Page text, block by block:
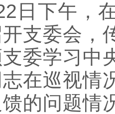
下午，在
支委会，
委学习中
在巡视情
的问题情